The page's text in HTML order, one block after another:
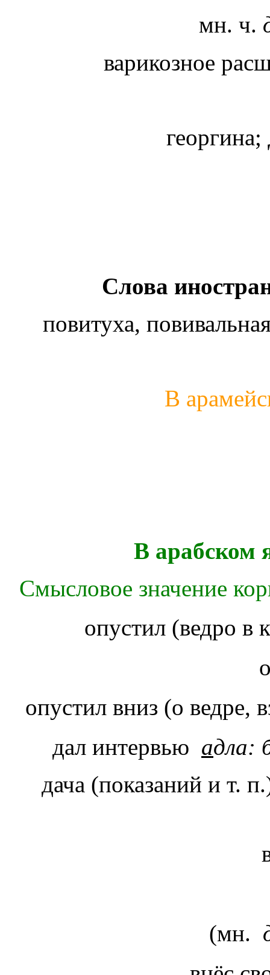
мн. ч.
варикозное
георгина;
Слова
повитуха,
В
В арабском
Смысловое значение
опустил (ведро в
опустил вниз (о ведре,
дал интервью адла:
дача (показаний и т.
(мн.